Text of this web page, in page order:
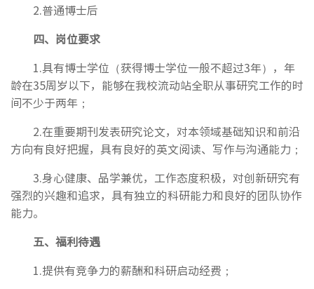
2.普通博士后
四、岗位要求
1.具有博士学位（获得博士学位一般不超过3年），年
龄在35周岁以下，能够在我校流动站全职从事研究工作的时
间不少于两年；
2.在重要期刊发表研究论文，对本领域基础知识和前沿
方向有良好把握，具有良好的英文阅读、写作与沟通能力；
3.身心健康、品学兼优，工作态度积极，对创新研究有
强烈的兴趣和追求，具有独立的科研能力和良好的团队协作
能力。
五、福利待遇
1.提供有竞争力的薪酬和科研启动经费；